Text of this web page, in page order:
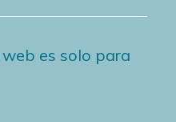
es solo para